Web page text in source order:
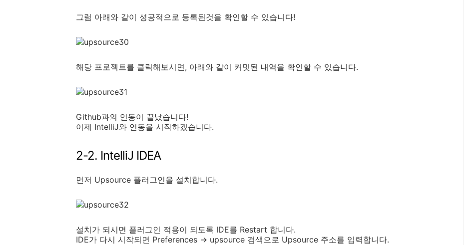
그럼 아래와 같이 성공적으로 등록된것을 확인할 수 있습니다!
해당 프로젝트를 클릭해보시면, 아래와 같이 커밋된 내역을 확인할 수 있습니다.
Github과의 연동이 끝났습니다!
이제 IntelliJ와 연동을 시작하겠습니다.
2-2. IntelliJ IDEA
먼저 Upsource 플러그인을 설치합니다.
설치가 되시면 플러그인 적용이 되도록 IDE를 Restart 합니다.
IDE가 다시 시작되면 Preferences -> upsource 검색으로 Upsource 주소를 입력합니다.